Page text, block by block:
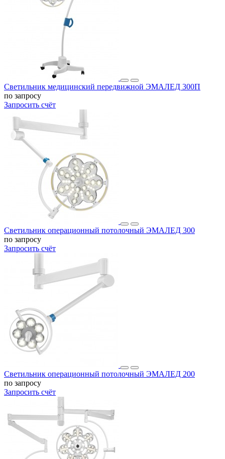
Светильник медицинский передвижной ЭМАЛЕД 300П
по запросу
Запросить счёт
Светильник операционный потолочный ЭМАЛЕД 300
по запросу
Запросить счёт
Светильник операционный потолочный ЭМАЛЕД 200
по запросу
Запросить счёт